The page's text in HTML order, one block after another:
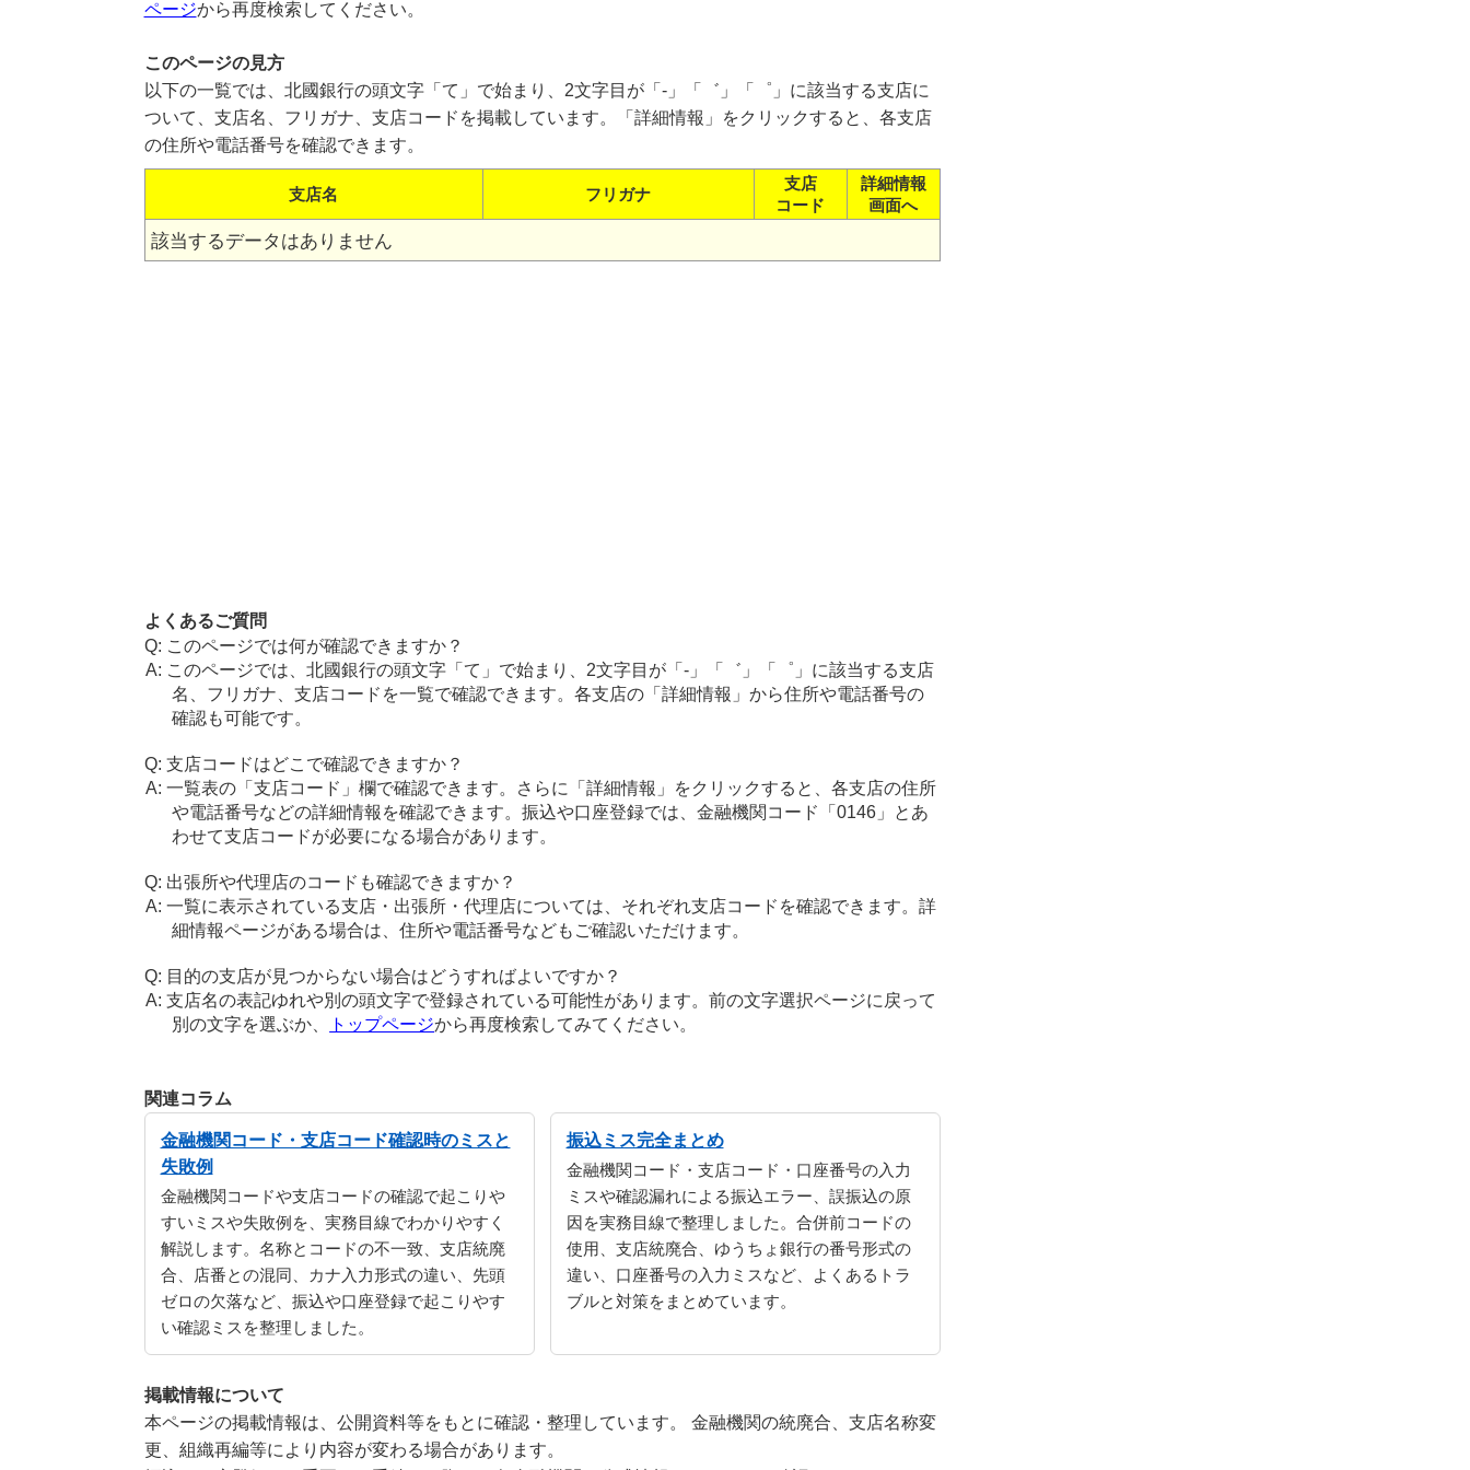
ページから再度検索してください。
このページの見方
以下の一覧では、北國銀行の頭文字「て」で始まり、2文字目が「-」「゛」「゜」に該当する支店に
ついて、支店名、フリガナ、支店コードを掲載しています。「詳細情報」をクリックすると、各支店
の住所や電話番号を確認できます。
支店名 フリガナ
支店
コード
詳細情報
画面へ
該当するデータはありません
よくあるご質問
このページでは何が確認できますか？
このページでは、北國銀行の頭文字「て」で始まり、2文字目が「-」「゛」「゜」に該当する支店
名、フリガナ、支店コードを一覧で確認できます。各支店の「詳細情報」から住所や電話番号の
確認も可能です。
支店コードはどこで確認できますか？
一覧表の「支店コード」欄で確認できます。さらに「詳細情報」をクリックすると、各支店の住所
や電話番号などの詳細情報を確認できます。振込や口座登録では、金融機関コード「0146」とあ
わせて支店コードが必要になる場合があります。
出張所や代理店のコードも確認できますか？
一覧に表示されている支店・出張所・代理店については、それぞれ支店コードを確認できます。詳
細情報ページがある場合は、住所や電話番号などもご確認いただけます。
目的の支店が見つからない場合はどうすればよいですか？
支店名の表記ゆれや別の頭文字で登録されている可能性があります。前の文字選択ページに戻って
別の文字を選ぶか、
トップページから再度検索してみてください。
関連コラム
金融機関コード・支店コード確認時のミスと
失敗例
金融機関コードや支店コードの確認で起こりや
すいミスや失敗例を、実務目線でわかりやすく
解説します。名称とコードの不一致、支店統廃
合、店番との混同、カナ入力形式の違い、先頭
ゼロの欠落など、振込や口座登録で起こりやす
い確認ミスを整理しました。
振込ミス完全まとめ
金融機関コード・支店コード・口座番号の入力
ミスや確認漏れによる振込エラー、誤振込の原
因を実務目線で整理しました。合併前コードの
使用、支店統廃合、ゆうちょ銀行の番号形式の
違い、口座番号の入力ミスなど、よくあるトラ
ブルと対策をまとめています。
掲載情報について
本ページの掲載情報は、公開資料等をもとに確認・整理しています。 金融機関の統廃合、支店名称変
更、組織再編等により内容が変わる場合があります。